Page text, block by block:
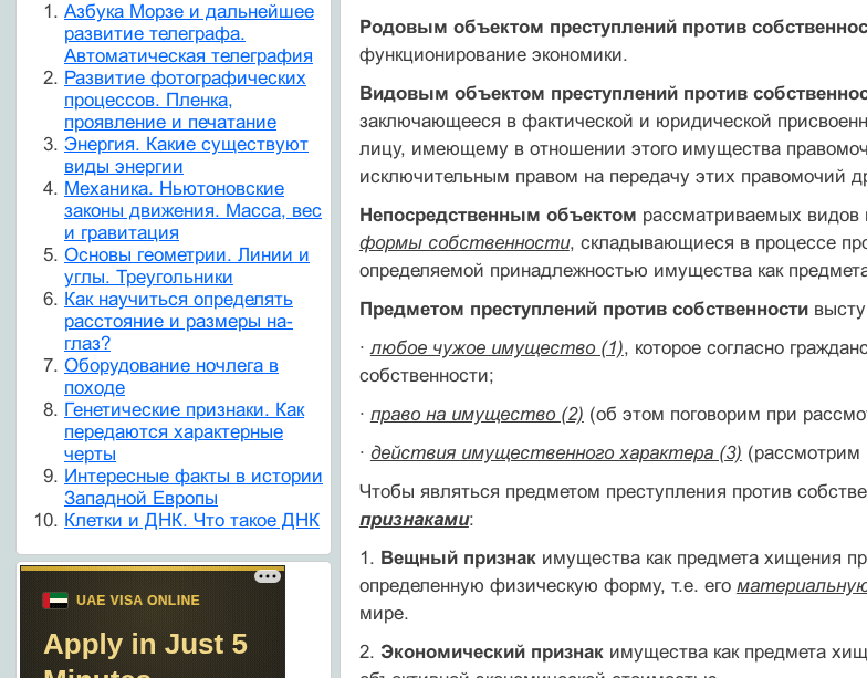
Родовым объектом преступлений против
функционирование экономики.
Видовым объектом преступлений против
заключающееся в фактической и юридической
лицу, имеющему в отношении этого имущества
исключительным правом на передачу этих правомочий
Непосредственным объектом рассматриваемых
формы собственности, складывающиеся в процессе
определяемой принадлежностью имущества как
Предметом преступлений против собственности
·любое чужое имущество (1), которое согласно
собственности;
· право на имущество (2) (об этом поговорим при
· действия имущественного характера (3) (рассмотрим
Чтобы являться предметом преступления против
признаками:
1. Вещный признакимущества как предмета хищения
определенную физическую форму, т.е. его
мире.
2. Экономический признакимущества как предмета
Азбука Морзе и дальнейшее
развитие телеграфа.
Автоматическая телеграфия
Развитие фотографических
процессов. Пленка,
проявление и печатание
Энергия. Какие существуют
виды энергии
Механика. Ньютоновские
законы движения. Масса, вес
и гравитация
Основы геометрии. Линии и
углы. Треугольники
Как научиться определять
расстояние и размеры на-
глаз?
Оборудование ночлега в
походе
Генетические признаки. Как
передаются характерные
черты
Интересные факты в истории
Западной Европы
Клетки и ДНК. Что такое ДНК